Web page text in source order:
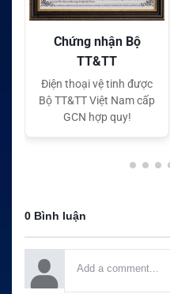
Chứng nhận Bộ
TT&TT
Điện thoại vệ tinh được
Bộ TT&TT Việt Nam cấp
GCN hợp quy!
0 Bình luận